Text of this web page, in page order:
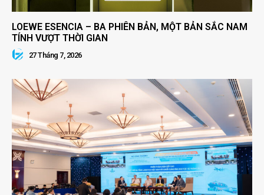
LOEWE ESENCIA – BA PHIÊN BẢN, MỘT BẢN SẮC NAM
TÍNH VƯỢT THỜI GIAN
27 Tháng 7, 2026